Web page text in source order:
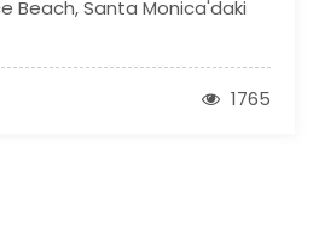
Beach, Santa Monica'daki
1765